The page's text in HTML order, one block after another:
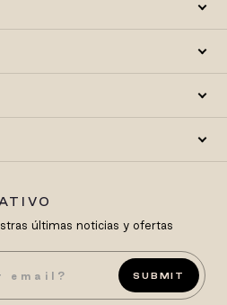
últimas noticias y ofertas
SUBMIT